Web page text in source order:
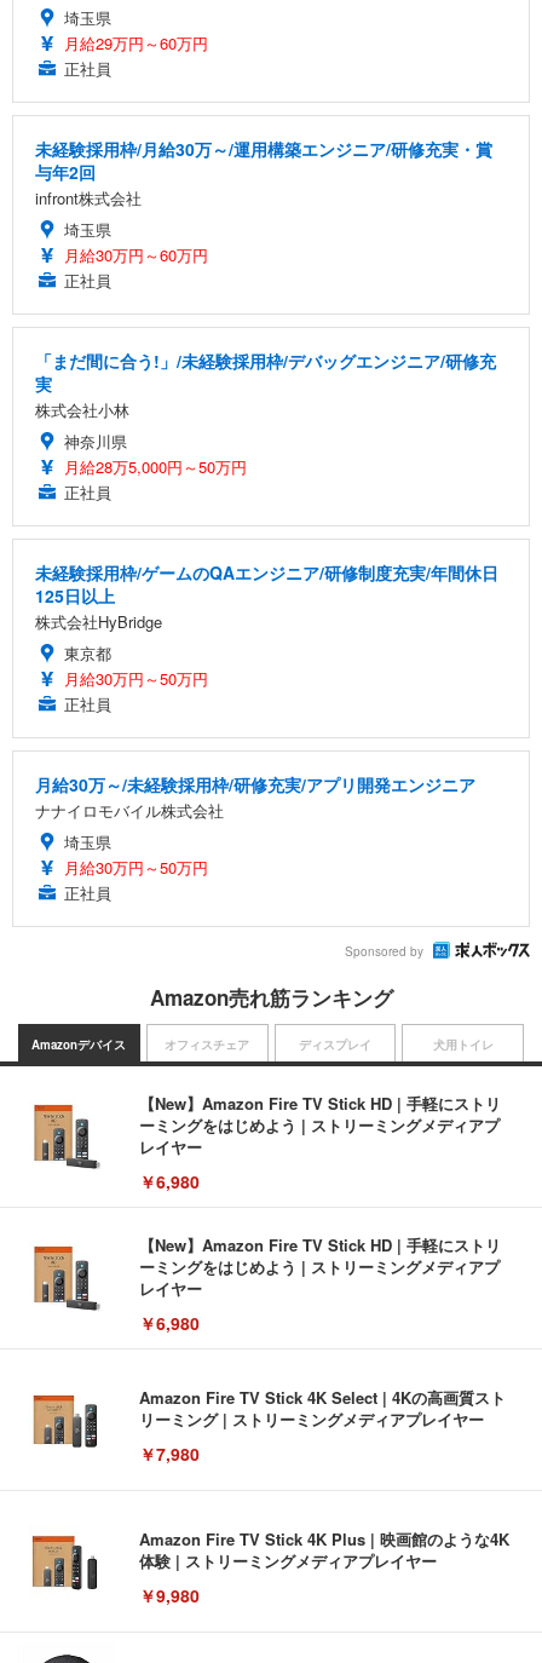
埼玉県
月給29万円～60万円
正社員
未経験採用枠/月給30万～/運用構築エンジニア/研修充実・賞
与年2回
infront株式会社
埼玉県
月給30万円～60万円
正社員
「まだ間に合う!」/未経験採用枠/デバッグエンジニア/研修充
実
株式会社小林
神奈川県
月給28万5,000円～50万円
正社員
未経験採用枠/ゲームのQAエンジニア/研修制度充実/年間休日
125日以上
株式会社HyBridge
東京都
月給30万円～50万円
正社員
月給30万～/未経験採用枠/研修充実/アプリ開発エンジニア
ナナイロモバイル株式会社
埼玉県
月給30万円～50万円
正社員
Sponsored by
Amazon売れ筋ランキング
Amazonデバイス
【New】Amazon Fire TV Stick HD | 手軽にストリ
ーミングをはじめよう | ストリーミングメディアプ
レイヤー
￥6,980
【New】Amazon Fire TV Stick HD | 手軽にストリ
ーミングをはじめよう | ストリーミングメディアプ
レイヤー
￥6,980
Amazon Fire TV Stick 4K Select | 4Kの高画質スト
リーミング | ストリーミングメディアプレイヤー
￥7,980
Amazon Fire TV Stick 4K Plus | 映画館のような4K
体験 | ストリーミングメディアプレイヤー
￥9,980
オフィスチェア ディスプレイ 犬用トイレ